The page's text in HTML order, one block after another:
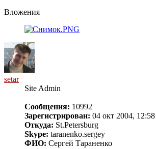
Вложения
setar
Site Admin
Сообщения: 10992
Зарегистрирован: 04 окт 2004, 12:58
Откуда: St.Petersburg
Skype: taranenko.sergey
ФИО: Сергей Тараненко